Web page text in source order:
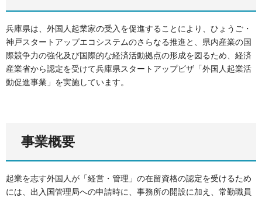
兵庫県は、外国人起業家の受入を促進することにより、ひょうご・
神戸スタートアップエコシステムのさらなる推進と、県内産業の国
際競争力の強化及び国際的な経済活動拠点の形成を図るため、経済
産業省から認定を受けて兵庫県スタートアップビザ「外国人起業活
動促進事業」を実施しています。
事業概要
起業を志す外国人が「経営・管理」の在留資格の認定を受けるため
には、出入国管理局への申請時に、事務所の開設に加え、常勤職員